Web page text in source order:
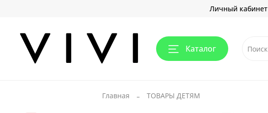
Личный кабинет
Каталог
Главная ТОВАРЫ ДЕТЯМ